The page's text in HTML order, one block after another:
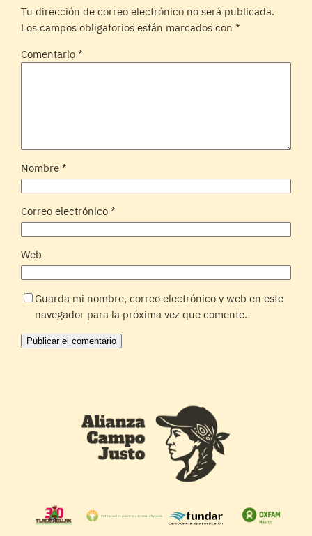
Tu dirección de correo electrónico no será publicada.
Los campos obligatorios están marcados con*
Comentario*
Nombre*
Correo electrónico*
Web
Guarda mi nombre, correo electrónico y web en este
navegador para la próxima vez que comente.